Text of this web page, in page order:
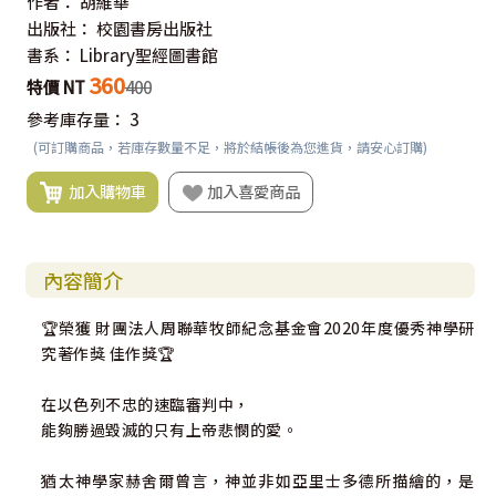
出版社： 校園書房出版社
書系： Library聖經圖書館
特價 NT 360400
參考庫存量： 3
(可訂購商品，若庫存數量不足，將於結帳後為您進貨，請安心訂購)
加入購物車 加入喜愛商品
內容簡介
🏆榮獲 財團法人周聯華牧師紀念基金會2020年度優秀神學研
究著作獎 佳作獎🏆
在以色列不忠的速臨審判中，
能夠勝過毀滅的只有上帝悲憫的愛。
猶太神學家赫舍爾曾言，神並非如亞里士多德所描繪的，是